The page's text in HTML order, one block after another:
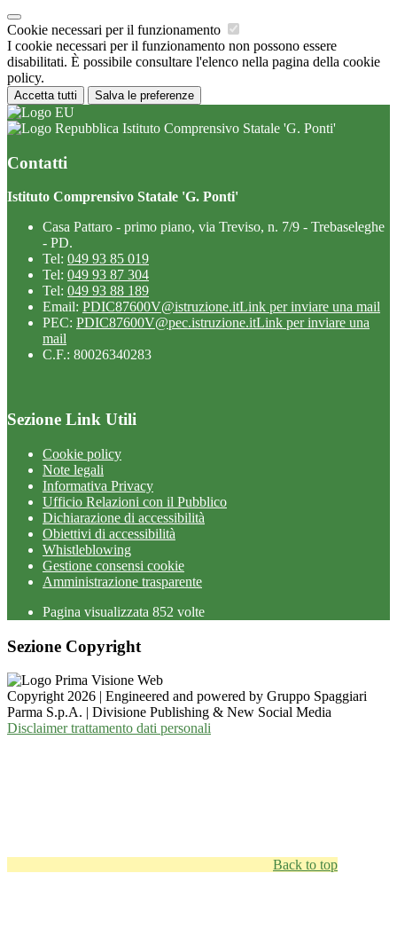
Cookie necessari per il funzionamento
I cookie necessari per il funzionamento non possono essere
disabilitati. È possibile consultare l'elenco nella pagina della cookie
policy.
Accetta tutti Salva le preferenze
Istituto Comprensivo Statale 'G. Ponti'
Contatti
Istituto Comprensivo Statale 'G. Ponti'
Casa Pattaro - primo piano, via Treviso, n. 7/9 - Trebaseleghe
- PD.
Tel: 049 93 85 019
Tel: 049 93 87 304
Tel: 049 93 88 189
Email: PDIC87600V@istruzione.itLink per inviare una mail
PEC: PDIC87600V@pec.istruzione.itLink per inviare una
mail
C.F.: 80026340283
Sezione Link Utili
Cookie policy
Note legali
Informativa Privacy
Ufficio Relazioni con il Pubblico
Dichiarazione di accessibilità
Obiettivi di accessibilità
Whistleblowing
Gestione consensi cookie
Amministrazione trasparente
Pagina visualizzata 852 volte
Sezione Copyright
Copyright 2026 | Engineered and powered by Gruppo Spaggiari
Parma S.p.A. | Divisione Publishing & New Social Media
Disclaimer trattamento dati personali
Back to top